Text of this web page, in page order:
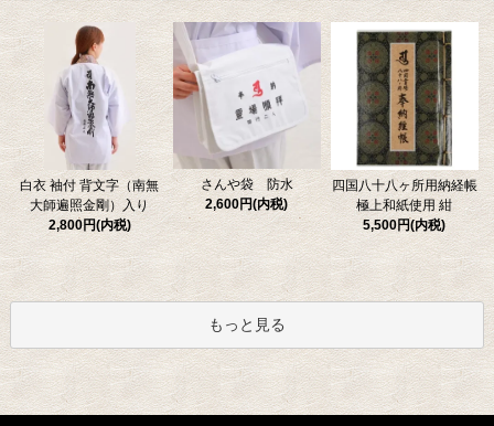
白衣 袖付 背文字（南無
大師遍照金剛）入り
2,800円(内税)
さんや袋 防水
2,600円(内税)
四国八十八ヶ所用納経帳
極上和紙使用 紺
5,500円(内税)
もっと見る